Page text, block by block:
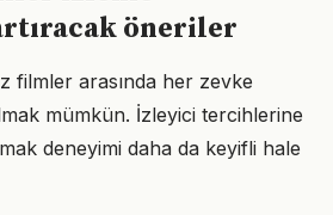
öneriler
filmler arasında her zevke
mümkün. İzleyici tercihlerine
deneyimi daha da keyifli hale